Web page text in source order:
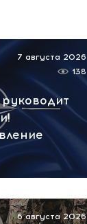
7 августа 2026
138
6 августа 2026